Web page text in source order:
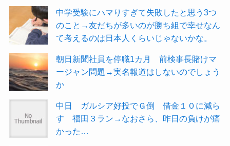
中学受験にハマりすぎて失敗したと思う3つ
のこと→友だちが多いのが勝ち組で幸せなん
て考えるのは日本人くらいじゃないかな。
朝日新聞社員を停職1カ月 前検事長賭けマ
ージャン問題→実名報道はしないのでしょう
か
中日 ガルシア好投でＧ倒 借金１０に減ら
す 福田３ラン→なおさら、昨日の負けが痛
かった…